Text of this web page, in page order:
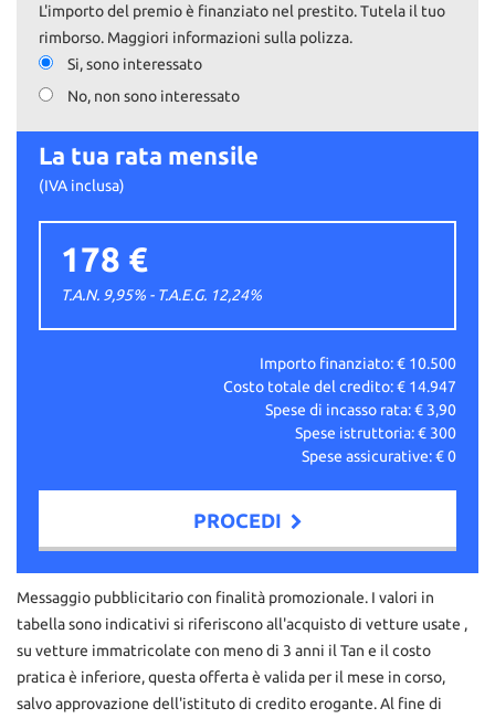
L'importo del premio è finanziato nel prestito. Tutela il tuo
rimborso. Maggiori informazioni sulla polizza.
Si, sono interessato
No, non sono interessato
La tua rata mensile
(IVA inclusa)
178 €
T.A.N. 9,95% - T.A.E.G. 12,24%
Importo finanziato: € 10.500
Costo totale del credito: € 14.947
Spese di incasso rata: € 3,90
Spese istruttoria: € 300
Spese assicurative: €0
PROCEDI
Contattaci
Messaggio pubblicitario con finalità promozionale. I valori in
tabella sono indicativi si riferiscono all'acquisto di vetture usate ,
su vetture immatricolate con meno di 3 anni il Tan e il costo
pratica è inferiore, questa offerta è valida per il mese in corso,
salvo approvazione dell'istituto di credito erogante. Al fine di